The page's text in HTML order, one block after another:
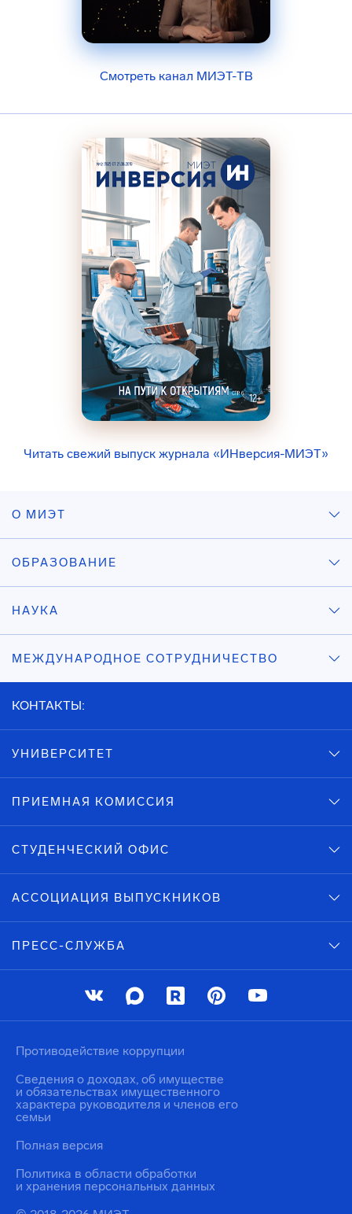
Смотреть канал МИЭТ-ТВ
Читать свежий выпуск журнала «ИНверсия-МИЭТ»
О МИЭТ
ОБРАЗОВАНИЕ
НАУКА
МЕЖДУНАРОДНОЕ СОТРУДНИЧЕСТВО
КОНТАКТЫ:
УНИВЕРСИТЕТ
ПРИЕМНАЯ КОМИССИЯ
СТУДЕНЧЕСКИЙ ОФИС
АССОЦИАЦИЯ ВЫПУСКНИКОВ
ПРЕСС-СЛУЖБА
Политика в области обработки
и хранения персональных данных
Противодействие коррупции
Сведения о доходах, об имуществе
и обязательствах имущественного
характера руководителя и членов его
семьи
Полная версия